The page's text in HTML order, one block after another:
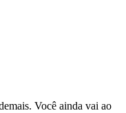
Você ainda vai ao